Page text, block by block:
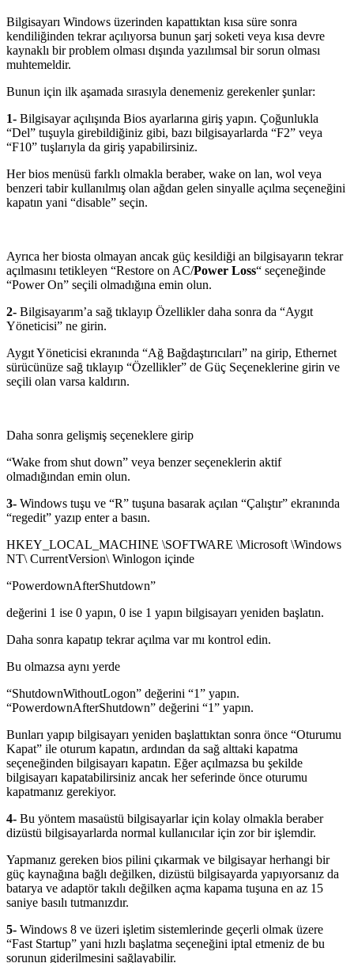
Bilgisayarı Windows üzerinden kapattıktan kısa süre sonra
kendiliğinden tekrar açılıyorsa bunun şarj soketi veya kısa devre
kaynaklı bir problem olması dışında yazılımsal bir sorun olması
muhtemeldir.
Bunun için ilk aşamada sırasıyla denemeniz gerekenler şunlar:
1- Bilgisayar açılışında Bios ayarlarına giriş yapın. Çoğunlukla
“Del” tuşuyla girebildiğiniz gibi, bazı bilgisayarlarda “F2” veya
“F10” tuşlarıyla da giriş yapabilirsiniz.
Her bios menüsü farklı olmakla beraber, wake on lan, wol veya
benzeri tabir kullanılmış olan ağdan gelen sinyalle açılma seçeneğini
kapatın yani “disable” seçin.
Ayrıca her biosta olmayan ancak güç kesildiği an bilgisayarın tekrar
açılmasını tetikleyen “Restore on AC/Power Loss“ seçeneğinde
“Power On” seçili olmadığına emin olun.
2- Bilgisayarım’a sağ tıklayıp Özellikler daha sonra da “Aygıt
Yöneticisi” ne girin.
Aygıt Yöneticisi ekranında “Ağ Bağdaştırıcıları” na girip, Ethernet
sürücünüze sağ tıklayıp “Özellikler” de Güç Seçeneklerine girin ve
seçili olan varsa kaldırın.
Daha sonra gelişmiş seçeneklere girip
“Wake from shut down” veya benzer seçeneklerin aktif
olmadığından emin olun.
3- Windows tuşu ve “R” tuşuna basarak açılan “Çalıştır” ekranında
“regedit” yazıp enter a basın.
HKEY_LOCAL_MACHINE \SOFTWARE \Microsoft \Windows
NT\ CurrentVersion\ Winlogon içinde
“PowerdownAfterShutdown”
değerini 1 ise 0 yapın, 0 ise 1 yapın bilgisayarı yeniden başlatın.
Daha sonra kapatıp tekrar açılma var mı kontrol edin.
Bu olmazsa aynı yerde
“ShutdownWithoutLogon” değerini “1” yapın.
“PowerdownAfterShutdown” değerini “1” yapın.
Bunları yapıp bilgisayarı yeniden başlattıktan sonra önce “Oturumu
Kapat” ile oturum kapatın, ardından da sağ alttaki kapatma
seçeneğinden bilgisayarı kapatın. Eğer açılmazsa bu şekilde
bilgisayarı kapatabilirsiniz ancak her seferinde önce oturumu
kapatmanız gerekiyor.
4- Bu yöntem masaüstü bilgisayarlar için kolay olmakla beraber
dizüstü bilgisayarlarda normal kullanıcılar için zor bir işlemdir.
Yapmanız gereken bios pilini çıkarmak ve bilgisayar herhangi bir
güç kaynağına bağlı değilken, dizüstü bilgisayarda yapıyorsanız da
batarya ve adaptör takılı değilken açma kapama tuşuna en az 15
saniye basılı tutmanızdır.
5- Windows 8 ve üzeri işletim sistemlerinde geçerli olmak üzere
“Fast Startup” yani hızlı başlatma seçeneğini iptal etmeniz de bu
sorunun giderilmesini sağlayabilir.